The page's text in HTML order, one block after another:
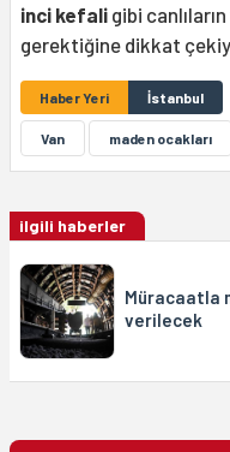
inci kefali gibi
gerektiğine dikkat
Haber Yeri İstanbul
Van maden ocakları
ilgili haberler
Müracaatla
verilecek